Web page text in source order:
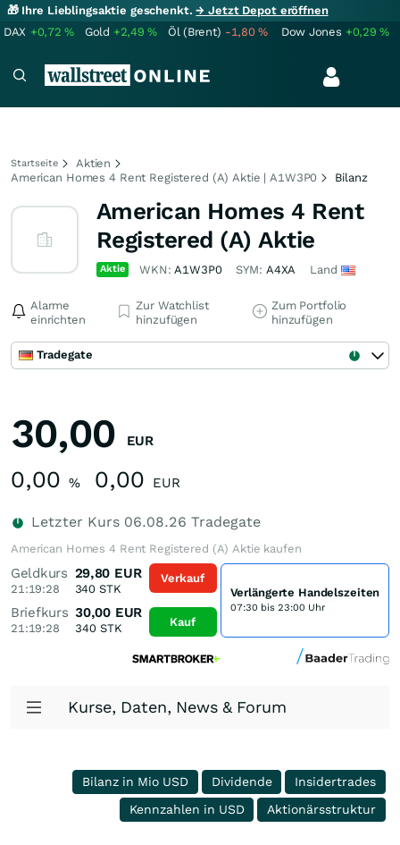
🎁 Ihre Lieblingsaktie geschenkt.→ Jetzt Depot eröffnen
DAX +0,72% Gold +2,49% Öl (Brent) -1,80% Dow Jones +0,29%
Startseite
Aktien
American Homes 4 Rent Registered (A) Aktie | A1W3P0
Bilanz
American Homes 4 Rent
Registered (A) Aktie
Aktie WKN:A1W3P0 SYM: A4XA Land
Alarme
einrichten
Zur Watchlist
hinzufügen
Zum Portfolio
hinzufügen
Tradegate
30,00 EUR
0,00 % 0,00 EUR
Letzter Kurs 06.08.26 Tradegate
American Homes 4 Rent Registered (A) Aktie kaufen
Geldkurs
21:19:28
29,80 EUR
340 STK
Briefkurs
21:19:28
30,00 EUR
340STK
Verkauf
Kauf
Verlängerte Handelszeiten
07:30 bis 23:00 Uhr
Kurse, Daten, News & Forum
Bilanz in Mio USD Dividende
Insidertrades
Kennzahlen in USD
Aktionärsstruktur